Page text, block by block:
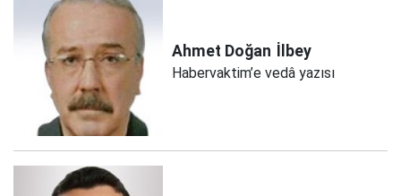
Ahmet Doğan İlbey
Habervaktim’e vedâ yazısı